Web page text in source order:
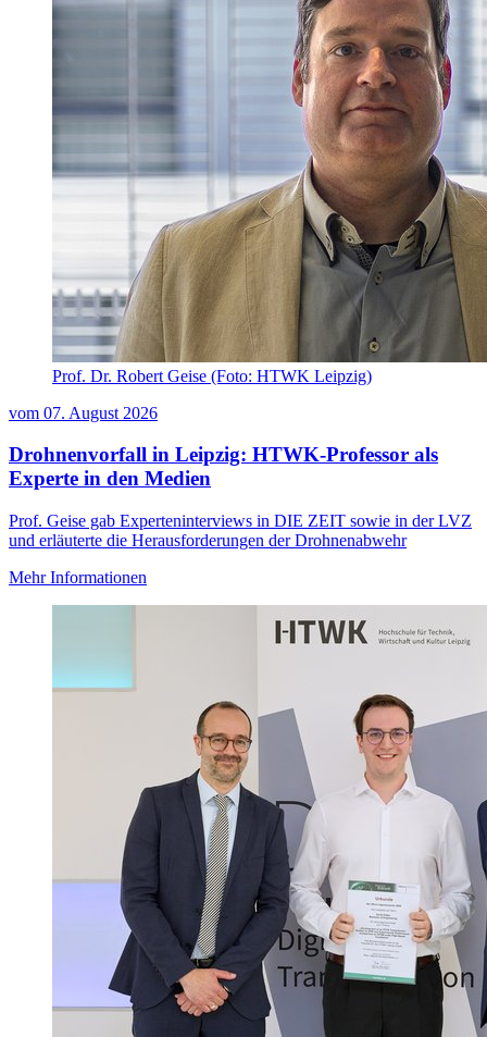
Prof. Dr. Robert Geise (Foto: HTWK Leipzig)
vom 07. August 2026
Drohnenvorfall in Leipzig: HTWK-Professor als
Experte in den Medien
Prof. Geise gab Experteninterviews in DIE ZEIT sowie in der LVZ
und erläuterte die Herausforderungen der Drohnenabwehr
Mehr Informationen